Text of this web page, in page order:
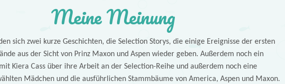
Meine Meinung
sich zwei kurze Geschichten, die Selection Storys, die einige Ereignisse der ersten
aus der Sicht von Prinz Maxon und Aspen wieder geben. Außerdem noch ein
Kiera Cass über ihre Arbeit an der Selection-Reihe und außerdem noch eine
Mädchen und die ausführlichen Stammbäume von America, Aspen und Maxon.